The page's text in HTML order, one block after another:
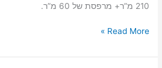
210 מ”ר+ מרפסת של 60 מ”ר.
Read More »